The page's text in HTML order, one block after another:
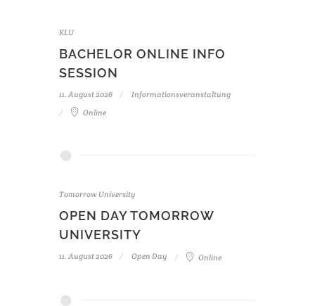
KLU
BACHELOR ONLINE INFO
SESSION
11. August 2026
Informationsveranstaltung
Online
Tomorrow University
OPEN DAY TOMORROW
UNIVERSITY
11. August 2026 Open Day Online